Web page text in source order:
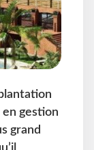
gestion
grand